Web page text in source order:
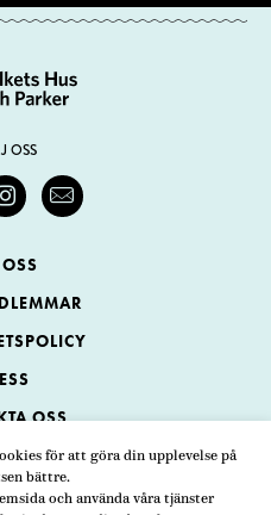
för att göra din upplevelse på
bättre.
och använda våra tjänster
OSS
OSS
och Parker